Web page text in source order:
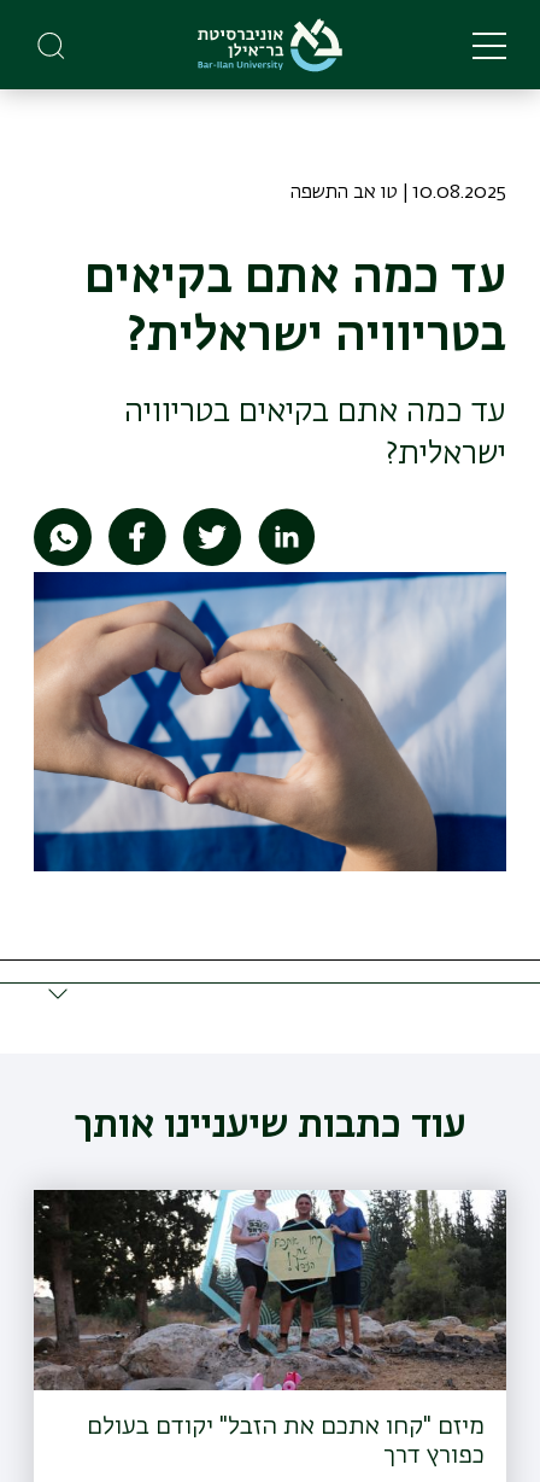
main
10.08.2025 | טו אב התשפה
עד כמה אתם בקיאים
בטריוויה ישראלית?
עד כמה אתם בקיאים בטריוויה
ישראלית?
תמונה
עוד כתבות שיעניינו אותך
מיזם "קחו אתכם את הזבל" יקודם בעולם
כפורץ דרך